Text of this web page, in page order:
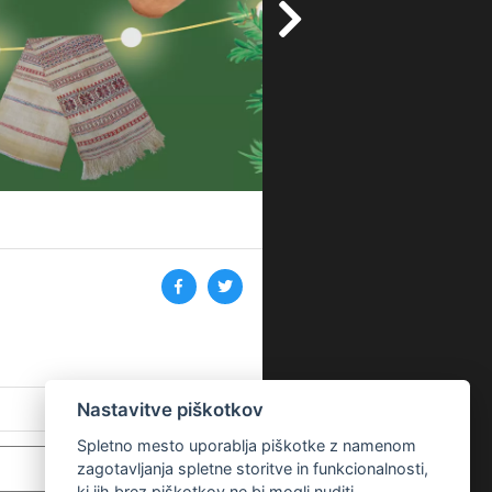
Nastavitve piškotkov
Spletno mesto uporablja piškotke z namenom
zagotavljanja spletne storitve in funkcionalnosti,